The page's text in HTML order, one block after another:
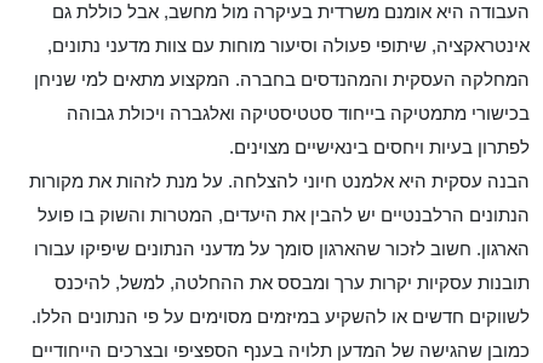
העבודה היא אומנם משרדית בעיקרה מול מחשב, אבל כוללת גם
אינטראקציה, שיתופי פעולה וסיעור מוחות עם צוות מדעני נתונים,
המחלקה העסקית והמהנדסים בחברה. המקצוע מתאים למי שניחן
בכישורי מתמטיקה בייחוד סטטיסטיקה ואלגברה ויכולת גבוהה
לפתרון בעיות ויחסים בינאישיים מצוינים.
הבנה עסקית היא אלמנט חיוני להצלחה. על מנת לזהות את מקורות
הנתונים הרלבנטיים יש להבין את היעדים, המטרות והשוק בו פועל
הארגון. חשוב לזכור שהארגון סומך על מדעני הנתונים שיפיקו עבורו
תובנות עסקיות יקרות ערך ומבסס את ההחלטה, למשל, להיכנס
לשווקים חדשים או להשקיע במיזמים מסוימים על פי הנתונים הללו.
כמובן שהגישה של המדען תלויה בענף הספציפי ובצרכים הייחודיים